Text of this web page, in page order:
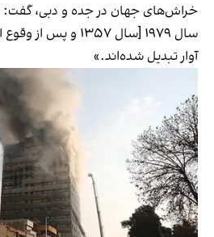
خراش‌های جهان در جده و دبی، گفت:
سال ۱۹۷۹ [سال ۱۳۵۷ و
آوار تبدیل شده‌اند.»